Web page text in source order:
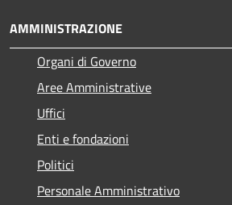
AMMINISTRAZIONE
Organi di Governo
Aree Amministrative
Uffici
Enti e fondazioni
Politici
Personale Amministrativo